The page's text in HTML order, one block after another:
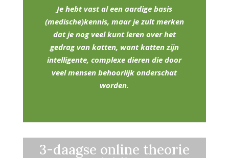
Je hebt vast al een aardige basis
(medische)kennis, maar je zult merken
dat je nog veel kunt leren over het
gedrag van katten, want katten zijn
intelligente, complexe dieren die door
veel mensen behoorlijk onderschat
worden.
3-daagse online theorie